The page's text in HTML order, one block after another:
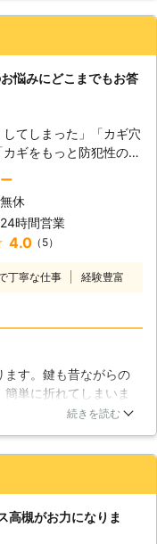
パワー不足のため開か
す。また、金庫事態に物
ると、内側の圧力が影
もあります。無理に鍵を
れてしまうことも御座い
が開かずに困っている
当社までご連絡くださ
庫開けも行っており、
のまで短時間で開ける
ので、必ずお客様のお
た。それでも嫌な顔
かったです。また何
悩みにどこまでもお答
してしまった」「カギ穴
ギをもっと防犯性の高
替えたい」カギに関する
みにお応えするのが、
防犯店24です。 カギ
したら、なんでもお気
さい。これまでカギ修
、思ったような施工内
丁寧に施工してくれ
で本当によかった」な
評価をいただいておりま
防犯店24では、地域に
他社で満足できなかった
ヤコ鍵防犯店24にお
ー
無休
24時間営業
4.0（5）
丁寧な仕事 経験豊富
ます。鍵も昔ながらの
単に折れてしまいま
絡して一度視てもらい
！早い対応してくだ
続きを読む
高槻がお力になりま